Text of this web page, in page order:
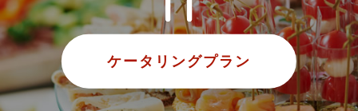
ケータリングプラン